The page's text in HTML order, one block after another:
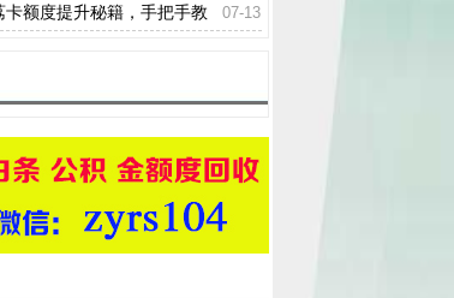
07-13
卡额度提升秘籍，手把手教